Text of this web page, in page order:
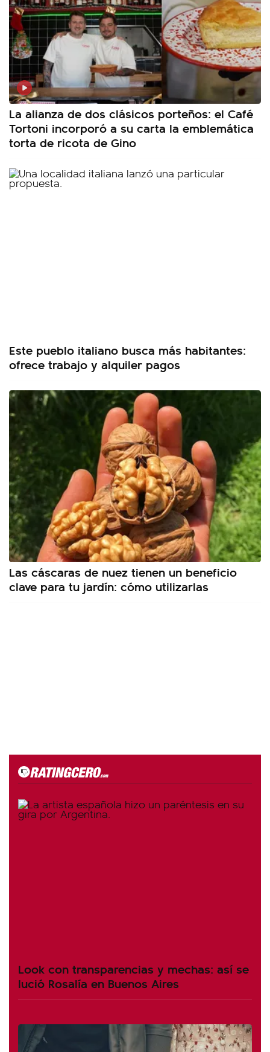
La alianza de dos clásicos porteños: el Café
Tortoni incorporó a su carta la emblemática
torta de ricota de Gino
Este pueblo italiano busca más habitantes:
ofrece trabajo y alquiler pagos
Las cáscaras de nuez tienen un beneficio
clave para tu jardín: cómo utilizarlas
Look con transparencias y mechas: así se
lució Rosalía en Buenos Aires